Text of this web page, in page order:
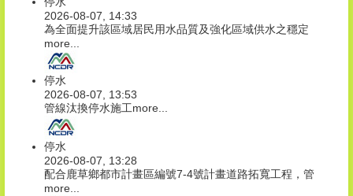
2026-08-07, 14:33
為全面提升該區域居民用水品質及強化區域供水之穩定
more...
停水
2026-08-07, 13:53
管線汰換停水施工more...
停水
2026-08-07, 13:28
配合鹿草鄉都市計畫區編號7-4號計畫道路拓寬工程，管
more...